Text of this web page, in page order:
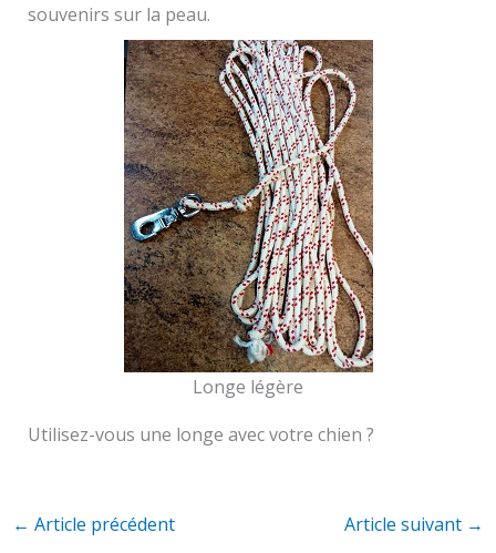
souvenirs sur la peau.
Longe légère
Utilisez-vous une longe avec votre chien ?
← Article précédent Article suivant →